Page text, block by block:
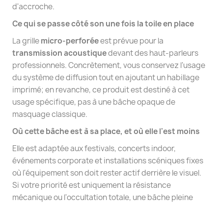
d'accroche.
Ce qui se passe côté son une fois la toile en place
La grillemicro-perforéeest prévue pour la
transmission acoustiquedevant des haut-parleurs
professionnels. Concrètement, vous conservez l'usage
du système de diffusion tout en ajoutant un habillage
imprimé; en revanche, ce produit est destiné à cet
usage spécifique, pas à une bâche opaque de
masquage classique.
Où cette bâche est à sa place, et où elle l'est moins
Elle est adaptée aux festivals, concerts indoor,
événements corporate et installations scéniques fixes
où l'équipement son doit rester actif derrière le visuel.
Si votre priorité est uniquement la résistance
mécanique ou l'occultation totale, une bâche pleine